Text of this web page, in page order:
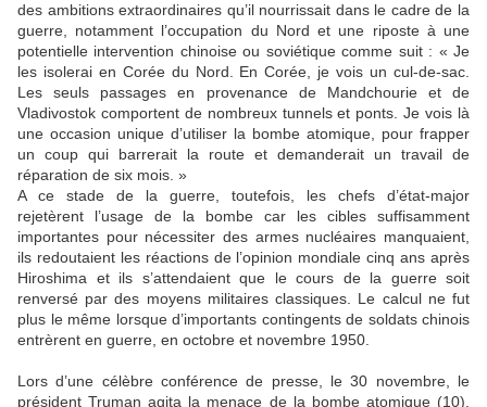
des ambitions extraordinaires qu’il nourrissait dans le cadre de la
guerre, notamment l’occupation du Nord et une riposte à une
potentielle intervention chinoise ou soviétique comme suit : « Je
les isolerai en Corée du Nord. En Corée, je vois un cul-de-sac.
Les seuls passages en provenance de Mandchourie et de
Vladivostok comportent de nombreux tunnels et ponts. Je vois là
une occasion unique d’utiliser la bombe atomique, pour frapper
un coup qui barrerait la route et demanderait un travail de
réparation de six mois. »
A ce stade de la guerre, toutefois, les chefs d’état-major
rejetèrent l’usage de la bombe car les cibles suffisamment
importantes pour nécessiter des armes nucléaires manquaient,
ils redoutaient les réactions de l’opinion mondiale cinq ans après
Hiroshima et ils s’attendaient que le cours de la guerre soit
renversé par des moyens militaires classiques. Le calcul ne fut
plus le même lorsque d’importants contingents de soldats chinois
entrèrent en guerre, en octobre et novembre 1950.
Lors d’une célèbre conférence de presse, le 30 novembre, le
président Truman agita la menace de la bombe atomique (10).